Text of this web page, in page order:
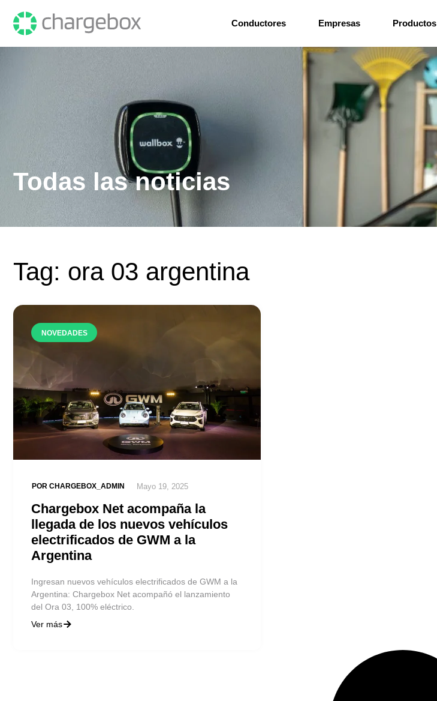
Conductores Empresas Productos
Todas las noticias
Tag: ora 03 argentina
NOVEDADES
POR CHARGEBOX_ADMIN Mayo 19, 2025
Chargebox Net acompaña la
llegada de los nuevos vehículos
electrificados de GWM a la
Argentina
Ingresan nuevos vehículos electrificados de GWM a la
Argentina: Chargebox Net acompañó el lanzamiento
del Ora 03, 100% eléctrico.
Ver más